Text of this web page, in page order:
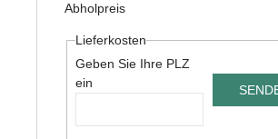
Abholpreis
Lieferkosten
Geben Sie Ihre PLZ
ein